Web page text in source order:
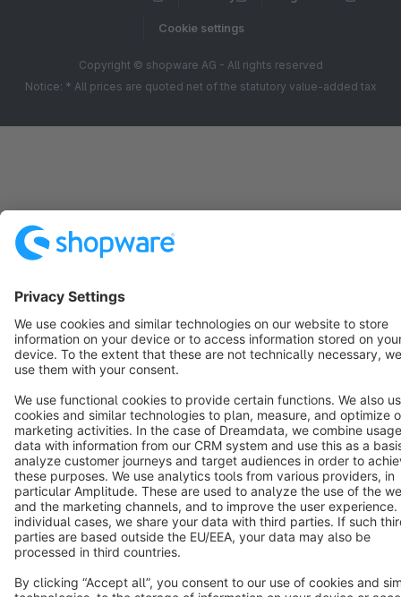
Cookie settings
Copyright © shopware AG - All rights reserved
Notice: * All prices are quoted net of the statutory value-added tax